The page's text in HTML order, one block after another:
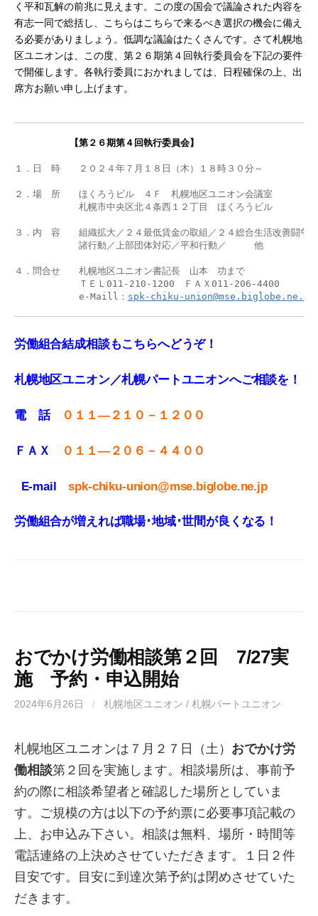
く平和瓦解の前兆に見えます。この度の国会で議論された内容を
有志一同で総括し、こちらはこちらで来るべき選択の機会に備え
る必要がありましょう。低調な議論はたくさんです。さて札幌地
区ユニオンは、この度、第２６期第４回執行委員会を下記の要件
で開催します。各執行委員におかれましては、日程確保の上、出
席方お願い申し上げます。
【第２６期第４回執行委員会】
１．日　時　　２０２４年７月１８日（木）１８時３０分～
２．場　所　　ほくろうビル　４Ｆ　札幌地区ユニオン会議室
札幌市中央区北４条西１２丁目　ほくろうビル
３．内　容　　組織拡大／２４最低賃金の取組／２４総合生活改善闘争
諸行動／上部団体対応／平和行動／　　　他
４．問合せ　　札幌地区ユニオン書記長　山本　功まで
ＴＥＬ011‐210-1200　ＦＡＸ011-206-4400
e-Maill： spk-chiku-union@mse.biglobe.ne.jp
労働組合結成相談もこちらへどうぞ！
札幌地区ユニオン／札幌パートユニオンへご相談を！
電 話 ０１１—２１０－１２００
ＦＡＸ ０１１—２０６－４４００
E-mailspk-chiku-union@mse.biglobe.ne.jp
労働組合が増えれば職場･地域･世間が良くなる！
おでかけ労働相談第２回 7/27実
施 予約・申込開始
2024年6月26日 / 札幌地区ユニオン / 札幌パートユニオン
札幌地区ユニオンは７月２７日（土） おでかけ労
働相談第２回を実施します。相談場所は、事前予
約の際に相談希望者と確認した場所としていま
す。ご規模の方は以下の予約票に必要事項記載の
上、お申込み下さい。相談は無料、場所・時間等
電話連絡の上決めさせていただきます。１日２件
目安です。目安に到達次第予約は閉めさせていた
だきます。